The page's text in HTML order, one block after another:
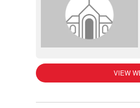
VIEW